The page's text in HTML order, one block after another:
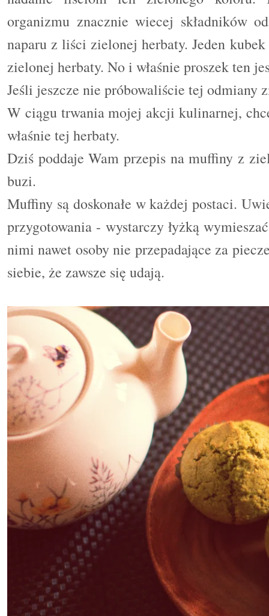
organizmu znacznie wiecej składników
naparu z liści zielonej herbaty. Jeden
zielonej herbaty. No i właśnie proszek ten
Jeśli jeszcze nie próbowaliście tej odmiany
W ciągu trwania mojej akcji kulinarnej,
właśnie tej herbaty.
Dziś poddaje Wam przepis na muffiny z
buzi.
Muffiny są doskonałe w każdej postaci.
przygotowania - wystarczy łyżką
nimi nawet osoby nie przepadające za
siebie, że zawsze się udają.